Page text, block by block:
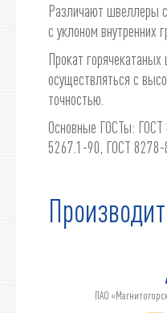
Различают швеллеры
с уклоном внутренних
Прокат
осуществляться с
точностью.
Основные ГОСТы:
5267.1-90, ГОСТ
ПАО